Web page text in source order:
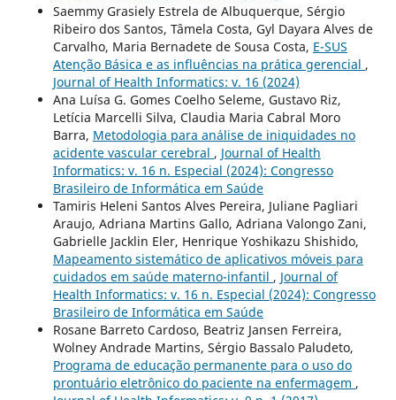
Saemmy Grasiely Estrela de Albuquerque, Sérgio
Ribeiro dos Santos, Tâmela Costa, Gyl Dayara Alves de
Carvalho, Maria Bernadete de Sousa Costa, E-SUS
Atenção Básica e as influências na prática gerencial ,
Journal of Health Informatics: v. 16 (2024)
Ana Luísa G. Gomes Coelho Seleme, Gustavo Riz,
Letícia Marcelli Silva, Claudia Maria Cabral Moro
Barra, Metodologia para análise de iniquidades no
acidente vascular cerebral , Journal of Health
Informatics: v. 16 n. Especial (2024): Congresso
Brasileiro de Informática em Saúde
Tamiris Heleni Santos Alves Pereira, Juliane Pagliari
Araujo, Adriana Martins Gallo, Adriana Valongo Zani,
Gabrielle Jacklin Eler, Henrique Yoshikazu Shishido,
Mapeamento sistemático de aplicativos móveis para
cuidados em saúde materno-infantil , Journal of
Health Informatics: v. 16 n. Especial (2024): Congresso
Brasileiro de Informática em Saúde
Rosane Barreto Cardoso, Beatriz Jansen Ferreira,
Wolney Andrade Martins, Sérgio Bassalo Paludeto,
Programa de educação permanente para o uso do
prontuário eletrônico do paciente na enfermagem ,